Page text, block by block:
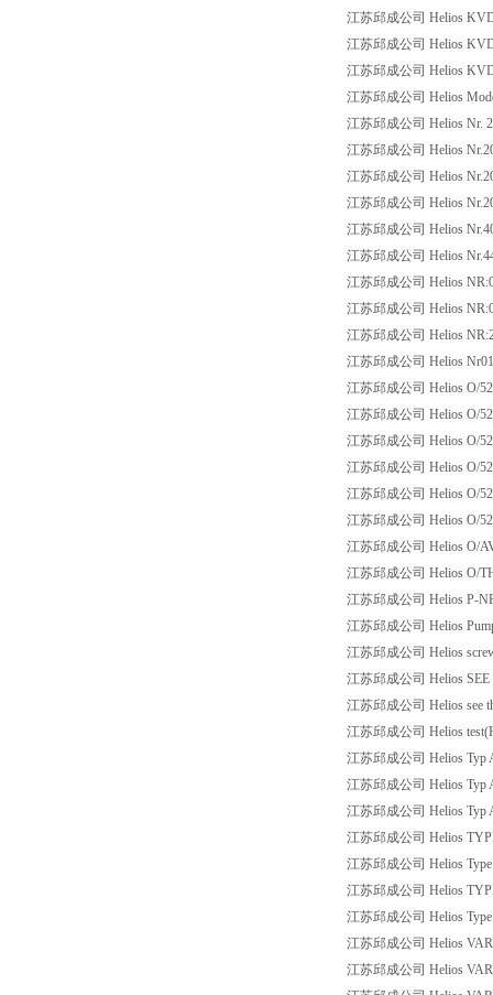
江苏邱成公司 Helios
江苏邱成公司 Helios
江苏邱成公司 Helios
江苏邱成公司 Helios
江苏邱成公司 Helios Nr.
江苏邱成公司 Helios
江苏邱成公司 Helios
江苏邱成公司 Helios
江苏邱成公司 Helios
江苏邱成公司 Helios
江苏邱成公司 Helios
江苏邱成公司 Helios
江苏邱成公司 Helios
江苏邱成公司 Helios
江苏邱成公司 Helios O/52
江苏邱成公司 Helios O/
江苏邱成公司 Helios O/
江苏邱成公司 Helios O/
江苏邱成公司 Helios O/
江苏邱成公司 Helios O/
江苏邱成公司 Helios O/
江苏邱成公司 Helios O/
江苏邱成公司 Helios P-
江苏邱成公司 Helios
江苏邱成公司 Helios
江苏邱成公司 Helios
江苏邱成公司 Helios see
江苏邱成公司 Helios
江苏邱成公司 Helios Typ
江苏邱成公司 Helios Typ
江苏邱成公司 Helios Typ
江苏邱成公司 Helios
江苏邱成公司 Helios
江苏邱成公司 Helios
江苏邱成公司 Helios
江苏邱成公司 Helios
江苏邱成公司 Helios